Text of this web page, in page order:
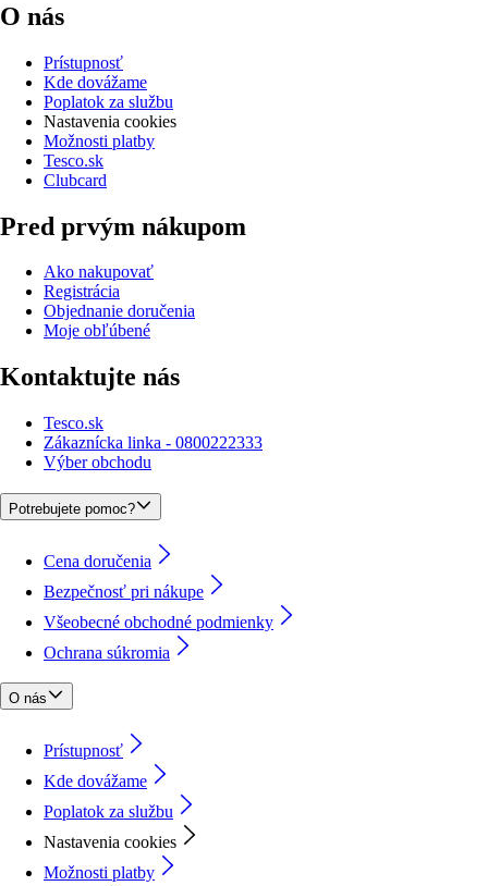
O nás
Prístupnosť
Kde dovážame
Poplatok za službu
Nastavenia cookies
Možnosti platby
Tesco.sk
Clubcard
Pred prvým nákupom
Ako nakupovať
Registrácia
Objednanie doručenia
Moje obľúbené
Kontaktujte nás
Tesco.sk
Zákaznícka linka - 0800222333
Výber obchodu
Potrebujete pomoc?
Cena doručenia
Bezpečnosť pri nákupe
Všeobecné obchodné podmienky
Ochrana súkromia
O nás
Prístupnosť
Kde dovážame
Poplatok za službu
Nastavenia cookies
Možnosti platby